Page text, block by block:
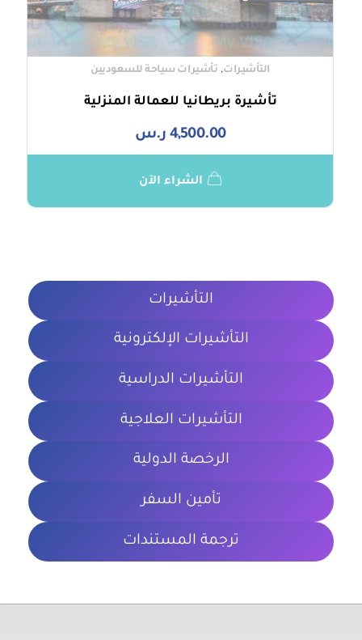
تأشيرة بريطانيا للعمالة المنزلية
4,500.00 ر.س
التأشيرات, تأشيرات سياحة للسعوديين
الشراء الآن
التأشيرات
التأشيرات الإلكترونية
التأشيرات الدراسية
التأشيرات العلاجية
الرخصة الدولية
تأمين السفر
ترجمة المستندات